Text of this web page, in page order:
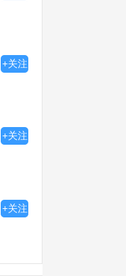
+关注
+关注
+关注